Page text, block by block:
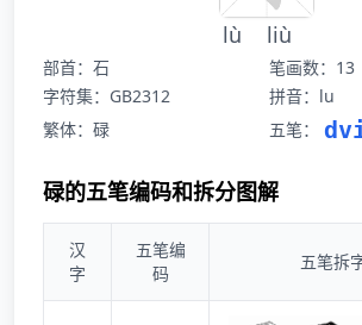
lù liù
部首：石
笔画数：13
字符集：GB2312
拼音：lu
繁体：碌
五笔：
碌的五笔编码和拆分图解
汉
字
五笔编
码
五笔拆